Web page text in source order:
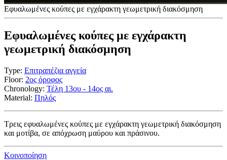
Εφυαλωμένες κούπες με εγχάρακτη γεωμετρική διακόσμηση
Εφυαλωμένες κούπες με εγχάρακτη
γεωμετρική διακόσμηση
Type: Επιτραπέζια αγγεία
Floor: 2ος όροφος
Chronology: Τέλη 13ου - 14ος αι.
Material: Πηλός
Τρεις εφυαλωμένες κούπες με εγχάρακτη γεωμετρική διακόσμηση
και μοτίβα, σε απόχρωση μαύρου και πράσινου.
Κοινοποίηση